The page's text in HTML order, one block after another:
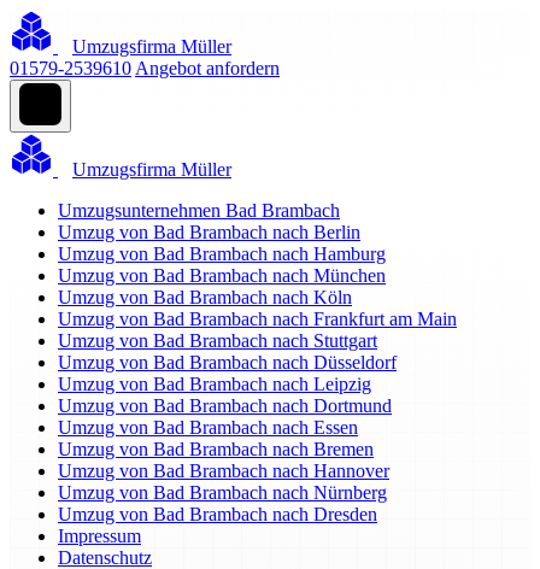
Umzugsfirma Müller
01579-2539610 Angebot anfordern
Umzugsfirma Müller
Umzugsunternehmen Bad Brambach
Umzug von Bad Brambach nach Berlin
Umzug von Bad Brambach nach Hamburg
Umzug von Bad Brambach nach München
Umzug von Bad Brambach nach Köln
Umzug von Bad Brambach nach Frankfurt am Main
Umzug von Bad Brambach nach Stuttgart
Umzug von Bad Brambach nach Düsseldorf
Umzug von Bad Brambach nach Leipzig
Umzug von Bad Brambach nach Dortmund
Umzug von Bad Brambach nach Essen
Umzug von Bad Brambach nach Bremen
Umzug von Bad Brambach nach Hannover
Umzug von Bad Brambach nach Nürnberg
Umzug von Bad Brambach nach Dresden
Impressum
Datenschutz